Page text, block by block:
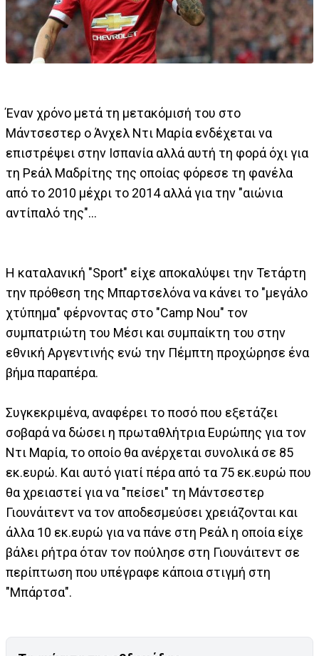
Έναν χρόνο μετά τη μετακόμισή του στο
Μάντσεστερ ο Άνχελ Ντι Μαρία ενδέχεται να
επιστρέψει στην Ισπανία αλλά αυτή τη φορά όχι για
τη Ρεάλ Μαδρίτης της οποίας φόρεσε τη φανέλα
από το 2010 μέχρι το 2014 αλλά για την "αιώνια
αντίπαλό της"...
Η καταλανική "Sport" είχε αποκαλύψει την Τετάρτη
την πρόθεση της Μπαρτσελόνα να κάνει το "μεγάλο
χτύπημα" φέρνοντας στο "Camp Nou" τον
συμπατριώτη του Μέσι και συμπαίκτη του στην
εθνική Αργεντινής ενώ την Πέμπτη προχώρησε ένα
βήμα παραπέρα.
Συγκεκριμένα, αναφέρει το ποσό που εξετάζει
σοβαρά να δώσει η πρωταθλήτρια Ευρώπης για τον
Ντι Μαρία, το οποίο θα ανέρχεται συνολικά σε 85
εκ.ευρώ. Και αυτό γιατί πέρα από τα 75 εκ.ευρώ που
θα χρειαστεί για να "πείσει" τη Μάντσεστερ
Γιουνάιτεντ να τον αποδεσμεύσει χρειάζονται και
άλλα 10 εκ.ευρώ για να πάνε στη Ρεάλ η οποία είχε
βάλει ρήτρα όταν τον πούλησε στη Γιουνάιτεντ σε
περίπτωση που υπέγραφε κάποια στιγμή στη
"Μπάρτσα".